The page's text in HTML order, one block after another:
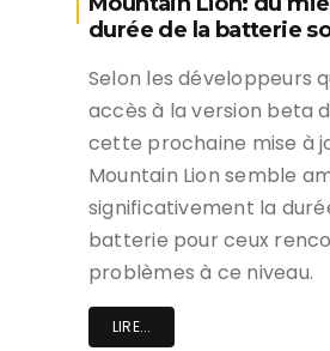
durée de la batterie
Selon les développeurs
accès à la version beta
cette prochaine mise à
Mountain Lion semble
significativement la
batterie pour ceux
problèmes à ce niveau.
LIRE...